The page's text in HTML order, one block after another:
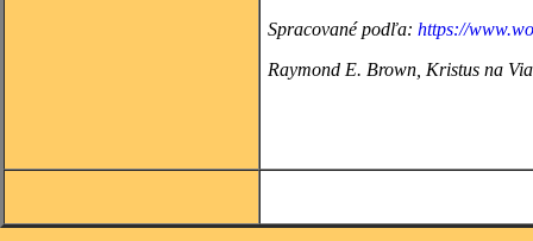
Spracované podľa: https://
Raymond E. Brown, Kristus na